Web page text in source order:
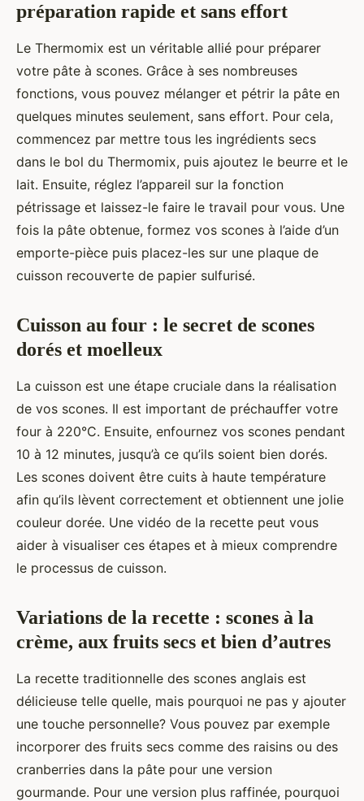
préparation rapide et sans effort
Le Thermomix est un véritable allié pour préparer
votre pâte à scones. Grâce à ses nombreuses
fonctions, vous pouvez mélanger et pétrir la pâte en
quelques minutes seulement, sans effort. Pour cela,
commencez par mettre tous les ingrédients secs
dans le bol du Thermomix, puis ajoutez le beurre et le
lait. Ensuite, réglez l’appareil sur la fonction
pétrissage et laissez-le faire le travail pour vous. Une
fois la pâte obtenue, formez vos scones à l’aide d’un
emporte-pièce puis placez-les sur une plaque de
cuisson recouverte de papier sulfurisé.
Cuisson au four : le secret de scones
dorés et moelleux
La cuisson est une étape cruciale dans la réalisation
de vos scones. Il est important de préchauffer votre
four à 220°C. Ensuite, enfournez vos scones pendant
10 à 12 minutes, jusqu’à ce qu’ils soient bien dorés.
Les scones doivent être cuits à haute température
afin qu’ils lèvent correctement et obtiennent une jolie
couleur dorée. Une vidéo de la recette peut vous
aider à visualiser ces étapes et à mieux comprendre
le processus de cuisson.
Variations de la recette : scones à la
crème, aux fruits secs et bien d’autres
La recette traditionnelle des scones anglais est
délicieuse telle quelle, mais pourquoi ne pas y ajouter
une touche personnelle? Vous pouvez par exemple
incorporer des fruits secs comme des raisins ou des
cranberries dans la pâte pour une version
gourmande. Pour une version plus raffinée, pourquoi